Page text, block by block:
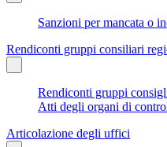
Sanzioni per mancata o
Rendiconti gruppi consiliari
Rendiconti gruppi
Atti degli organi di
Articolazione degli uffici